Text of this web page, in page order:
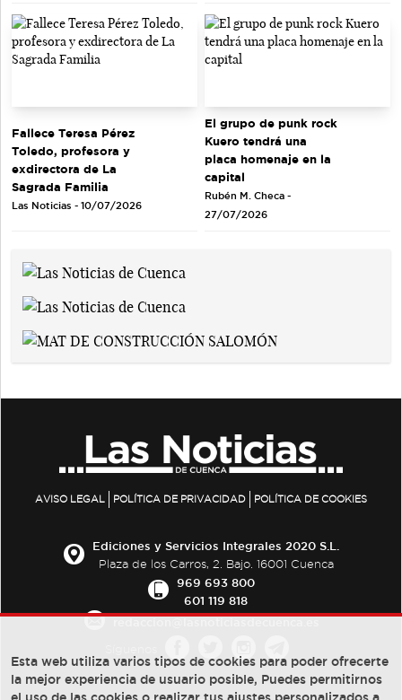
Fallece Teresa Pérez
Toledo, profesora y
exdirectora de La
Sagrada Familia
Las Noticias - 10/07/2026
El grupo de punk rock
Kuero tendrá una
placa homenaje en la
capital
Rubén M. Checa -
27/07/2026
AVISO LEGAL POLÍTICA DE PRIVACIDAD POLÍTICA DE COOKIES
Ediciones y Servicios Integrales 2020 S.L.
Plaza de los Carros, 2. Bajo. 16001 Cuenca
969 693 800
601 119 818
Esta web utiliza varios tipos de cookies para poder ofrecerte
la mejor experiencia de usuario posible, Puedes permitirnos